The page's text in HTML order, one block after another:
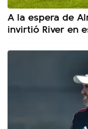
A la espera de
invirtió River en